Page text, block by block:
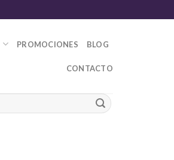
PROMOCIONES BLOG
CONTACTO